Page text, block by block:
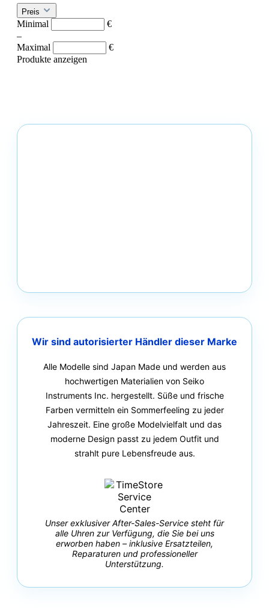
Preis
Minimal
€
–
Maximal
€
Produkte anzeigen
Wir sind autorisierter Händler dieser Marke
Alle Modelle sind Japan Made und werden aus
hochwertigen Materialien von Seiko
Instruments Inc. hergestellt. Süße und frische
Farben vermitteln ein Sommerfeeling zu jeder
Jahreszeit. Eine große Modelvielfalt und das
moderne Design passt zu jedem Outfit und
strahlt pure Lebensfreude aus.
Unser exklusiver After-Sales-Service steht für
alle Uhren zur Verfügung, die Sie bei uns
erworben haben – inklusive Ersatzteilen,
Reparaturen und professioneller
Unterstützung.